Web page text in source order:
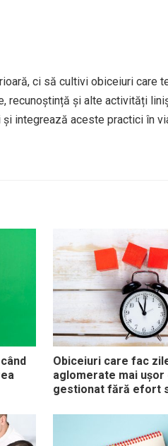
ci să cultivi obiceiuri care
recunoștință și alte activități
integrează aceste practici în
Obiceiuri care fac
aglomerate mai ușor
gestionat fără efort